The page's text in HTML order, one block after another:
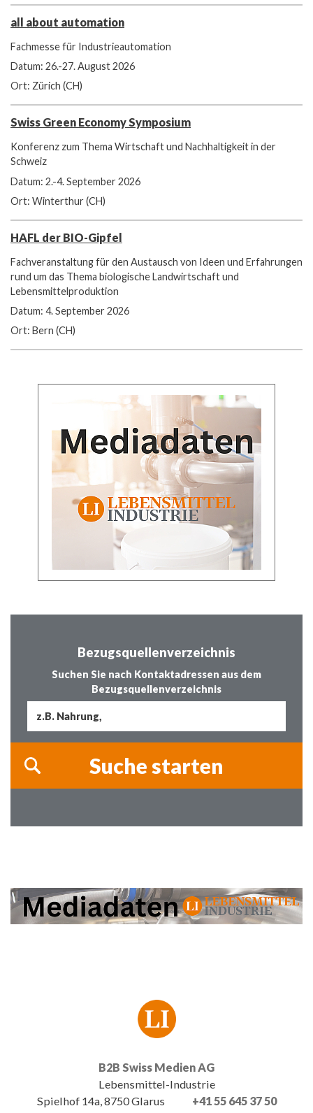
all about automation
Fachmesse für Industrieautomation
Datum: 26.-27. August 2026
Ort: Zürich (CH)
Swiss Green Economy Symposium
Konferenz zum Thema Wirtschaft und Nachhaltigkeit in der
Schweiz
Datum: 2.-4. September 2026
Ort: Winterthur (CH)
HAFL der BIO-Gipfel
Fachveranstaltung für den Austausch von Ideen und Erfahrungen
rund um das Thema biologische Landwirtschaft und
Lebensmittelproduktion
Datum: 4. September 2026
Ort: Bern (CH)
Bezugsquellenverzeichnis
Suchen Sie nach Kontaktadressen aus dem
Bezugsquellenverzeichnis
B2B Swiss Medien AG
Lebensmittel-Industrie
Spielhof 14a, 8750 Glarus
+41 55 645 37 50